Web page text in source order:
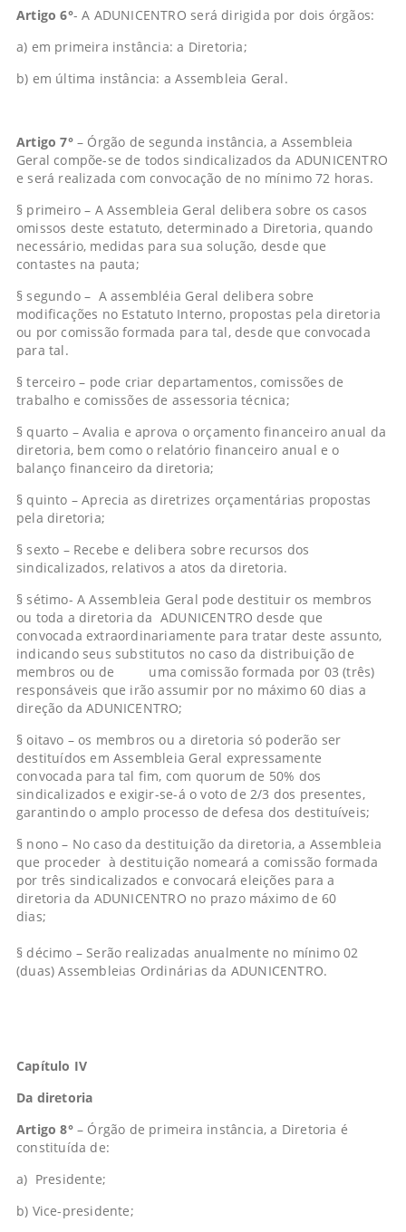
Artigo 6°- A ADUNICENTRO será dirigida por dois órgãos:
a) em primeira instância: a Diretoria;
b) em última instância: a Assembleia Geral.
Artigo 7°– Órgão de segunda instância, a Assembleia
Geral compõe-se de todos sindicalizados da ADUNICENTRO
e será realizada com convocação de no mínimo 72 horas.
§ primeiro – A Assembleia Geral delibera sobre os casos
omissos deste estatuto, determinado a Diretoria, quando
necessário, medidas para sua solução, desde que
contastes na pauta;
§ segundo – A assembléia Geral delibera sobre
modificações no Estatuto Interno, propostas pela diretoria
ou por comissão formada para tal, desde que convocada
para tal.
§ terceiro – pode criar departamentos, comissões de
trabalho e comissões de assessoria técnica;
§ quarto – Avalia e aprova o orçamento financeiro anual da
diretoria, bem como o relatório financeiro anual e o
balanço financeiro da diretoria;
§ quinto – Aprecia as diretrizes orçamentárias propostas
pela diretoria;
§ sexto – Recebe e delibera sobre recursos dos
sindicalizados, relativos a atos da diretoria.
§ sétimo- A Assembleia Geral pode destituir os membros
ou toda a diretoria da ADUNICENTRO desde que
convocada extraordinariamente para tratar deste assunto,
indicando seus substitutos no caso da distribuição de
membros ou de uma comissão formada por 03 (três)
responsáveis que irão assumir por no máximo 60 dias a
direção da ADUNICENTRO;
§ oitavo – os membros ou a diretoria só poderão ser
destituídos em Assembleia Geral expressamente
convocada para tal fim, com quorum de 50% dos
sindicalizados e exigir-se-á o voto de 2/3 dos presentes,
garantindo o amplo processo de defesa dos destituíveis;
§ nono – No caso da destituição da diretoria, a Assembleia
que proceder à destituição nomeará a comissão formada
por três sindicalizados e convocará eleições para a
diretoria da ADUNICENTRO no prazo máximo de 60
dias;
§ décimo – Serão realizadas anualmente no mínimo 02
(duas) Assembleias Ordinárias da ADUNICENTRO.
Capítulo IV
Da diretoria
Artigo 8°– Órgão de primeira instância, a Diretoria é
constituída de:
a) Presidente;
b) Vice-presidente;